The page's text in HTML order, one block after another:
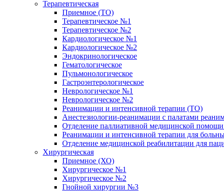
Терапевтическая
Приемное (ТО)
Терапевтическое №1
Терапевтическое №2
Кардиологическое №1
Кардиологическое №2
Эндокринологическое
Гематологическое
Пульмонологическое
Гастроэнтерологическое
Неврологическое №1
Неврологическое №2
Реанимации и интенсивной терапии (ТО)
Анестезиологии-реанимации с палатами
Отделение паллиативной медицинской
Реанимации и интенсивной терапии для
Отделение медицинской реабилитации для
Хирургическая
Приемное (ХО)
Хирургическое №1
Хирургическое №2
Гнойной хирургии №3